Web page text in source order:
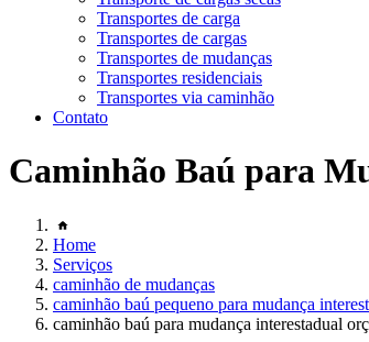
Transportes de carga
Transportes de cargas
Transportes de mudanças
Transportes residenciais
Transportes via caminhão
Contato
Caminhão Baú para
Home
Serviços
caminhão de mudanças
caminhão baú pequeno para mudança
caminhão baú para mudança interestadual